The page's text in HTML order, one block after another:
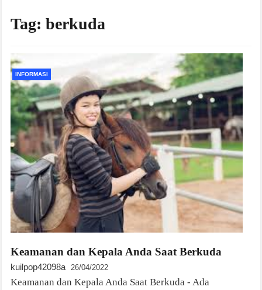
Tag: berkuda
INFORMASI
Keamanan dan Kepala Anda Saat Berkuda
kuilpop42098a 26/04/2022
Keamanan dan Kepala Anda Saat Berkuda - Ada